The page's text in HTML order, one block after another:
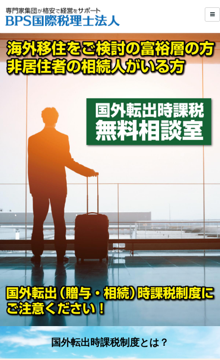
国外転出時課税制度とは？